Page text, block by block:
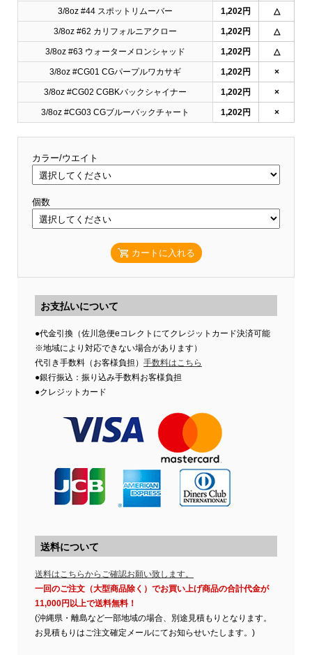
3/8oz #44 スポットリムーバー 1,202円 △
3/8oz #62 カリフォルニアクロー 1,202円 △
3/8oz #63 ウォーターメロンシャッド 1,202円 △
3/8oz #CG01 CGパープルワカサギ 1,202円 ×
3/8oz #CG02 CGBKバックシャイナー 1,202円 ×
3/8oz #CG03 CGブルーバックチャート 1,202円 ×
カラー/ウエイト
個数
カートに入れる
お支払いについて
●代金引換（佐川急便eコレクトにてクレジットカード決済可能
※地域により対応できない場合があります）
代引き手数料（お客様負担） 手数料はこちら
●銀行振込：振り込み手数料お客様負担
●クレジットカード
送料について
送料はこちらからご確認お願い致します。
一回のご注文（大型商品除く）でお買い上げ商品の合計代金が
11,000円以上で送料無料！
(沖縄県・離島など一部地域の場合、別途見積もりとなります。
お見積もりはご注文確定メールにてお知らせいたします。)